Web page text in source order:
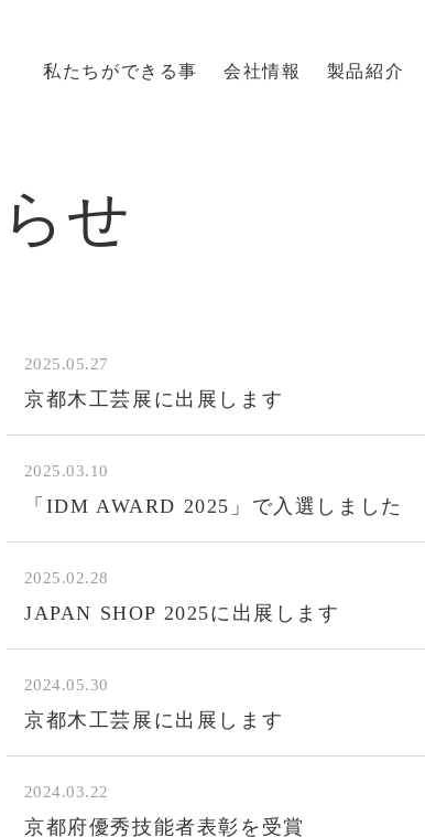
私たちができる事 会社情報 製品紹介
せ
2025.05.27
京都木工芸展に出展します
2025.03.10
「IDM AWARD 2025」で入選しました
2025.02.28
JAPAN SHOP 2025に出展します
2024.05.30
京都木工芸展に出展します
2024.03.22
京都府優秀技能者表彰を受賞